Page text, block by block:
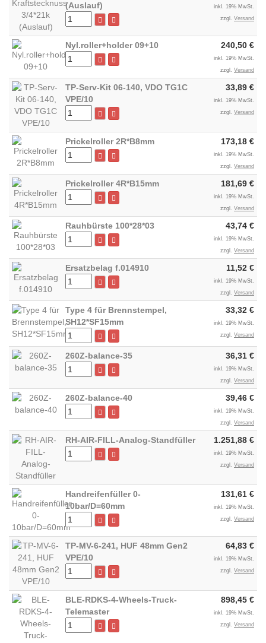
(Auslauf)
inkl. 19% MwSt.
zzgl. Versand
Nyl.roller+holder 09+10 240,50 €
inkl. 19% MwSt.
zzgl. Versand
TP-Serv-Kit 06-140, VDO TG1C
VPE/10
33,89 €
inkl. 19% MwSt.
zzgl. Versand
Prickelroller 2R*B8mm 173,18 €
inkl. 19% MwSt.
zzgl. Versand
Prickelroller 4R*B15mm 181,69 €
inkl. 19% MwSt.
zzgl. Versand
Rauhbürste 100*28*03 43,74 €
inkl. 19% MwSt.
zzgl. Versand
Ersatzbelag f.014910 11,52 €
inkl. 19% MwSt.
zzgl. Versand
Type 4 für Brennstempel,
SH12*SF15mm
33,32 €
inkl. 19% MwSt.
zzgl. Versand
260Z-balance-35 36,31 €
inkl. 19% MwSt.
zzgl. Versand
260Z-balance-40 39,46 €
inkl. 19% MwSt.
zzgl. Versand
RH-AIR-FILL-Analog-Standfüller 1.251,88 €
inkl. 19% MwSt.
zzgl. Versand
Handreifenfüller 0-
10bar/D=60mm
131,61 €
inkl. 19% MwSt.
zzgl. Versand
TP-MV-6-241, HUF 48mm Gen2
VPE/10
64,83 €
inkl. 19% MwSt.
zzgl. Versand
BLE-RDKS-4-Wheels-Truck-
Telemaster
898,45 €
inkl. 19% MwSt.
zzgl. Versand